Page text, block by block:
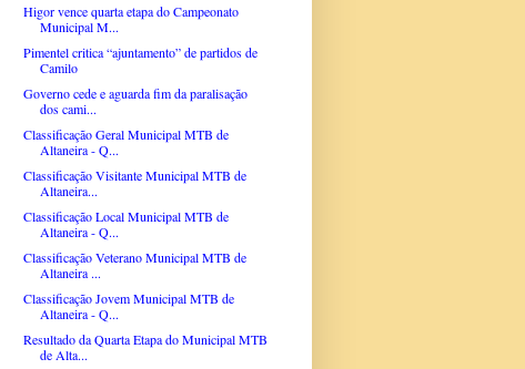
Higor vence quarta etapa do Campeonato
Municipal M...
Pimentel critica “ajuntamento” de partidos de
Camilo
Governo cede e aguarda fim da paralisação
dos cami...
Classificação Geral Municipal MTB de
Altaneira - Q...
Classificação Visitante Municipal MTB de
Altaneira...
Classificação Local Municipal MTB de
Altaneira - Q...
Classificação Veterano Municipal MTB de
Altaneira ...
Classificação Jovem Municipal MTB de
Altaneira - Q...
Resultado da Quarta Etapa do Municipal MTB
de Alta...